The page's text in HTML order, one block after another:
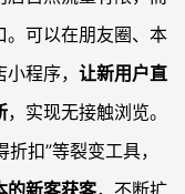
。可以在朋友圈、本
程序， 让新用户直
，实现无接触浏览。
扣”等裂变工具，